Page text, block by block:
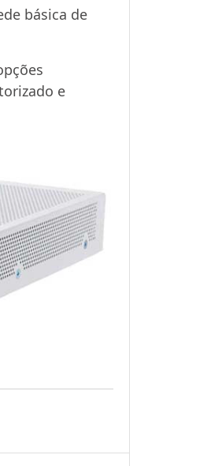
básica de
e